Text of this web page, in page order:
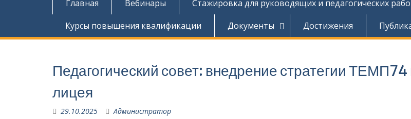
Главная Вебинары
Стажировка для руководящих и педагогических
Курсы повышения квалификации
Документы Достижения
Педагогический совет: внедрение стратегии ТЕМП74
лицея
29.10.2025 Администратор